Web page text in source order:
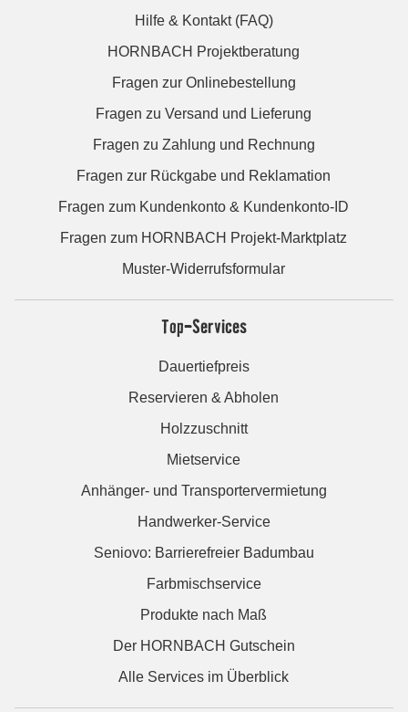
Hilfe & Kontakt (FAQ)
HORNBACH Projektberatung
Fragen zur Onlinebestellung
Fragen zu Versand und Lieferung
Fragen zu Zahlung und Rechnung
Fragen zur Rückgabe und Reklamation
Fragen zum Kundenkonto & Kundenkonto-ID
Fragen zum HORNBACH Projekt-Marktplatz
Muster-Widerrufsformular
Top-Services
Dauertiefpreis
Reservieren & Abholen
Holzzuschnitt
Mietservice
Anhänger- und Transportervermietung
Handwerker-Service
Seniovo: Barrierefreier Badumbau
Farbmischservice
Produkte nach Maß
Der HORNBACH Gutschein
Alle Services im Überblick